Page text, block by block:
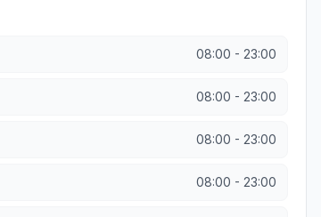
08:00 - 23:00
08:00 - 23:00
08:00 - 23:00
08:00 - 23:00